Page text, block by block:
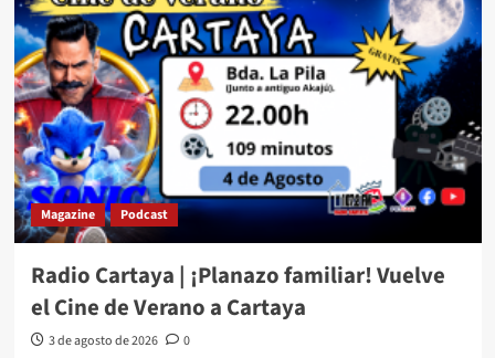
Magazine Podcast
Radio Cartaya | ¡Planazo familiar! Vuelve
el Cine de Verano a Cartaya
3 de agosto de 2026 0